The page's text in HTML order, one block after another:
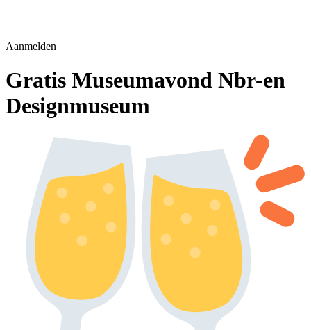
Aanmelden
Gratis Museumavond Nbr-en
Designmuseum